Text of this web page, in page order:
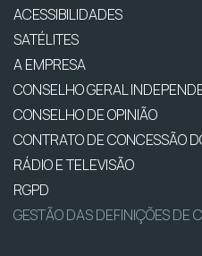
ACESSIBILIDADES
SATÉLITES
A EMPRESA
CONSELHO GERAL
CONSELHO DE OPINIÃO
CONTRATO DE CONCESSÃO
RÁDIO E TELEVISÃO
RGPD
GESTÃO DAS DEFINIÇÕES DE